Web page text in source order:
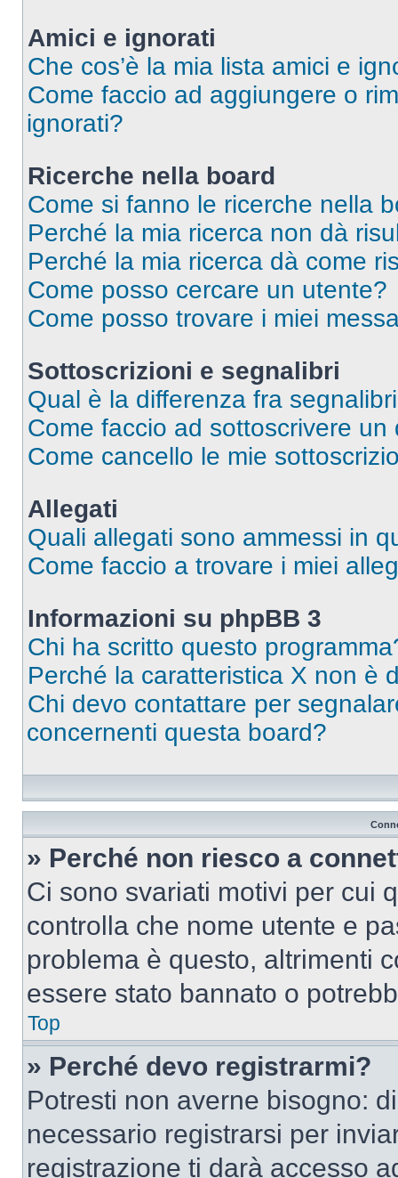
Amici e ignorati
Che cos’è la mia lista amici e
Come faccio ad aggiungere o
ignorati?
Ricerche nella board
Come si fanno le ricerche nella
Perché la mia ricerca non dà
Perché la mia ricerca dà come
Come posso cercare un utente?
Come posso trovare i miei
Sottoscrizioni e segnalibri
Qual è la differenza fra
Come faccio ad sottoscrivere
Come cancello le mie
Allegati
Quali allegati sono ammessi in
Come faccio a trovare i miei
Informazioni su phpBB 3
Chi ha scritto questo
Perché la caratteristica X non è
Chi devo contattare per
concernenti questa board?
» Perché non riesco a
Ci sono svariati motivi per cui
controlla che nome utente e
problema è questo, altrimenti
essere stato bannato o
Top
» Perché devo registrarmi?
Potresti non averne bisogno:
necessario registrarsi per
registrazione ti darà accesso